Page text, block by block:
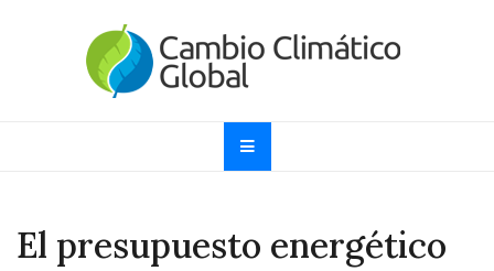
Cambio Climático
Global
Climático y Efecto Invernadero desde 1997
El presupuesto energético